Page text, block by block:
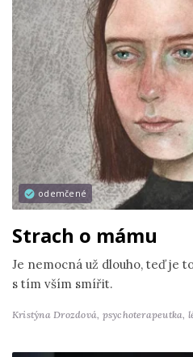
odemčené
Strach o mámu
Je nemocná už dlouho, teď je
s tím vším smířit.
Kristýna Drozdová, psychoterapeutka,